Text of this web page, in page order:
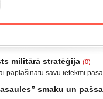
militārā stratēģija (0)
paplašinātu savu ietekmi
iebrukums Gruzijā. Ukrainā
smaku un